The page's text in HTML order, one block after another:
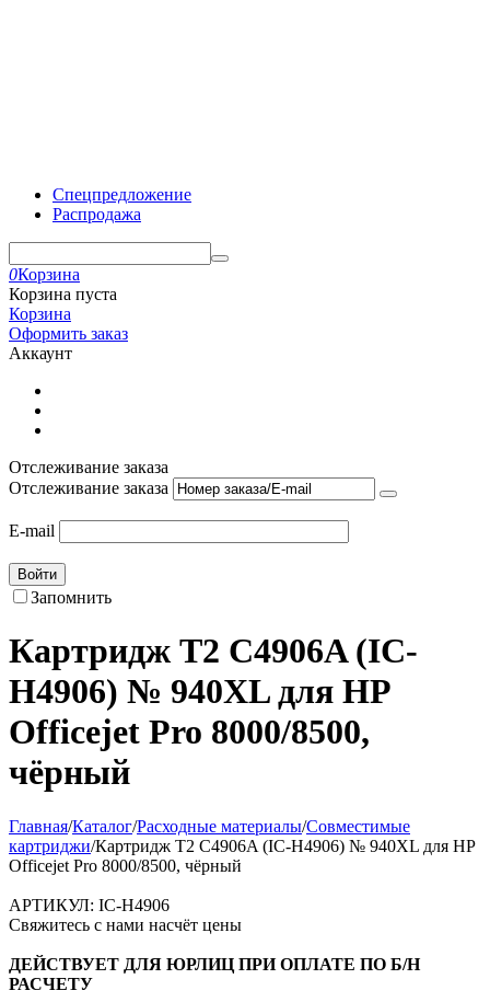
Спецпредложение
Распродажа
0Корзина
Корзина пуста
Корзина
Оформить заказ
Аккаунт
Отслеживание заказа
Отслеживание заказа
E-mail
Войти
Запомнить
Картридж T2 C4906A (IC-
H4906) № 940XL для HP
Officejet Pro 8000/8500,
чёрный
Главная/Каталог/Расходные материалы/Совместимые
картриджи/Картридж T2 C4906A (IC-H4906) № 940XL для HP
Officejet Pro 8000/8500, чёрный
АРТИКУЛ: IC-H4906
Свяжитесь с нами насчёт цены
ДЕЙСТВУЕТ ДЛЯ ЮРЛИЦ ПРИ ОПЛАТЕ ПО Б/Н
РАСЧЕТУ